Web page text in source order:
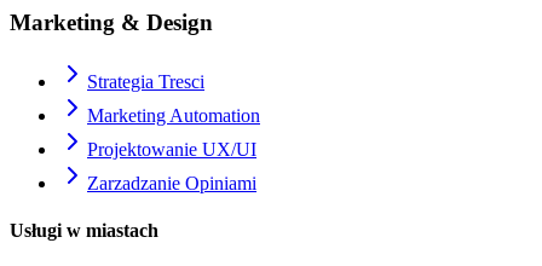
Marketing & Design
Strategia Tresci
Marketing Automation
Projektowanie UX/UI
Zarzadzanie Opiniami
Usługi w miastach